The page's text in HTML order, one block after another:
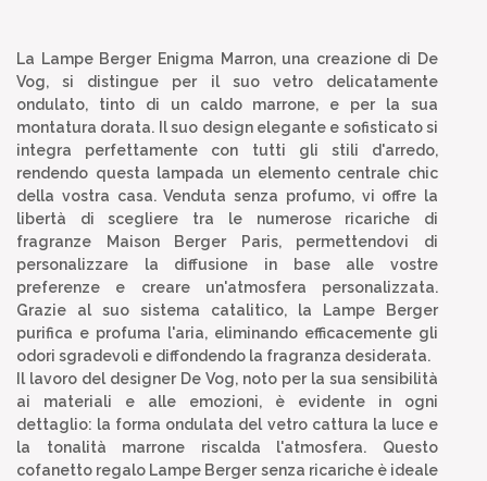
La Lampe Berger Enigma Marron, una creazione di De
Vog, si distingue per il suo vetro delicatamente
ondulato, tinto di un caldo marrone, e per la sua
montatura dorata. Il suo design elegante e sofisticato si
integra perfettamente con tutti gli stili d'arredo,
rendendo questa lampada un elemento centrale chic
della vostra casa. Venduta senza profumo, vi offre la
libertà di scegliere tra le numerose ricariche di
fragranze Maison Berger Paris, permettendovi di
personalizzare la diffusione in base alle vostre
preferenze e creare un'atmosfera personalizzata.
Grazie al suo sistema catalitico, la Lampe Berger
purifica e profuma l'aria, eliminando efficacemente gli
odori sgradevoli e diffondendo la fragranza desiderata.
Il lavoro del designer De Vog, noto per la sua sensibilità
ai materiali e alle emozioni, è evidente in ogni
dettaglio: la forma ondulata del vetro cattura la luce e
la tonalità marrone riscalda l'atmosfera. Questo
cofanetto regalo Lampe Berger senza ricariche è ideale